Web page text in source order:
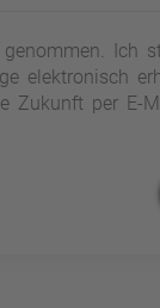
Ich
elektronisch
Zukunft per E-